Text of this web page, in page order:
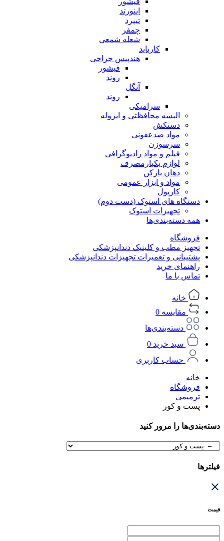
اینورتد
تیپرد
چمفر
شعله شمعی
کارباید
هندپیس جراحی
فیشور
روند
آنگل
روند
سرامیکی
البسه محافظتی و ایزوله
دستکش
مواد ضدعفونی
سرسوزن
فیلم و مواد رادیوگرافی
لوازم یکبارمصرف
دهان بازکن
مواد و ابزار عمومی
کارپول
دستگاه های استوک (دست دوم)
تجهیزات استوک
همه دسته‌بندی‌ها
فروشگاه
تجهیز مطب و کلینیک دندانپزشکی
پشتیبانی و تعمیرات تجهیزات دندانپزشکی
راهنمای خرید
تماس با ما
خانه
مقایسه 0
دسته‌بندی‌ها
سبد خرید 0
حساب کاربری
خانه
فروشگاه
ترمیمی
پست و کور
دسته‌بندی‌ها را مرور کنید
فیلترها
قیمت